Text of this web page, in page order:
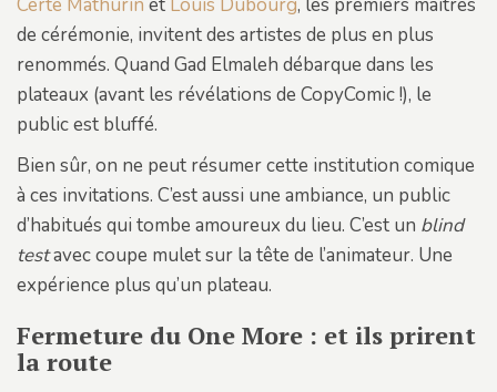
de cérémonie, invitent des artistes de plus en plus
renommés. Quand Gad Elmaleh débarque dans les
plateaux (avant les révélations de CopyComic !), le
public est bluffé.
Bien sûr, on ne peut résumer cette institution comique
à ces invitations. C’est aussi une ambiance, un public
d’habitués qui tombe amoureux du lieu. C’est un blind
testavec coupe mulet sur la tête de l’animateur. Une
expérience plus qu’un plateau.
Fermeture du One More : et ils prirent
la route